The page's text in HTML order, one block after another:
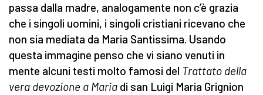
passa dalla madre, analogamente non c’è grazia
che i singoli uomini, i singoli cristiani ricevano che
non sia mediata da Maria Santissima. Usando
questa immagine penso che vi siano venuti in
mente alcuni testi molto famosi del Trattato della
vera devozione a Maria di san Luigi Maria Grignion